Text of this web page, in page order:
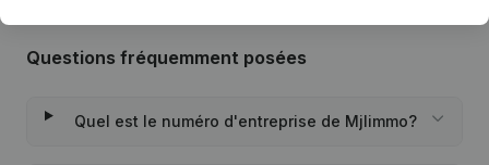
Questions fréquemment posées
Quel est le numéro d'entreprise de Mjlimmo?